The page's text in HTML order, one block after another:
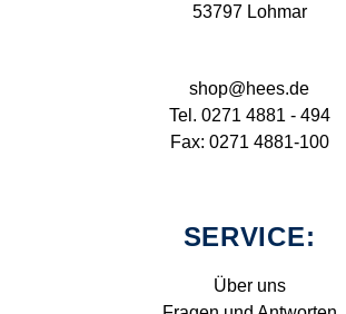
53797 Lohmar
shop@hees.de
Tel. 0271 4881 - 494
Fax: 0271 4881-100
SERVICE:
Über uns